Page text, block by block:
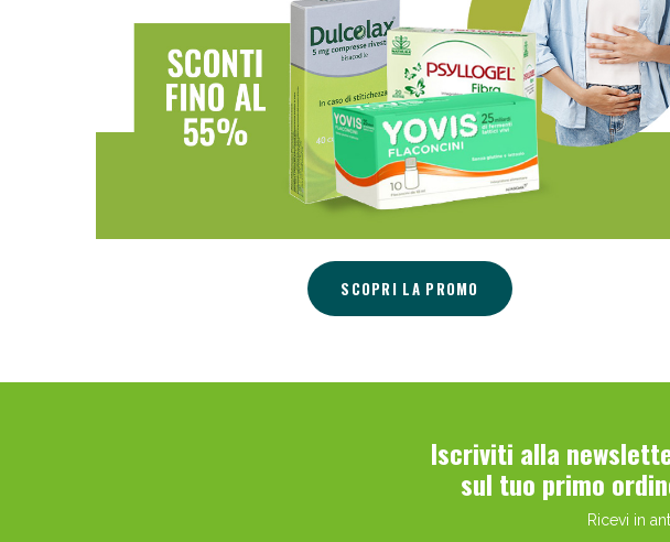
SCOPRI LA PROMO
Iscriviti alla
sul tuo primo
Ricevi in
Benessere